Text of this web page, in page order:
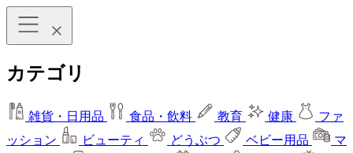
カテゴリ
雑貨・日用品 食品・飲料 教育 健康
ファ
ッション
ビューティ どうぶつ ベビー用品
マ